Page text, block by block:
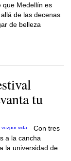
que Medellín es
de las decenas
de belleza
tu
Con tres
a la cancha
la universidad de